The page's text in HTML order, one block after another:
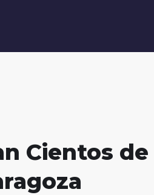
Cientos